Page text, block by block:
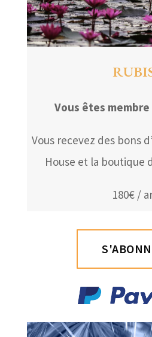
Vous êtes
Vous recevez des bons
House et la boutique
180€ /